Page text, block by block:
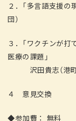
２．「多言語支援
団）
３．「ワクチンが
医療の課題」
沢田貴志（港町
４ 意見交換
◆参加費： 無料